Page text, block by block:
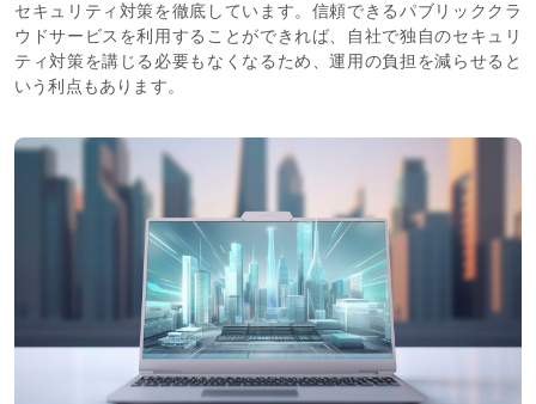
セキュリティ対策を徹底しています。信頼できるパブリッククラ
ウドサービスを利用することができれば、自社で独自のセキュリ
ティ対策を講じる必要もなくなるため、運用の負担を減らせると
いう利点もあります。